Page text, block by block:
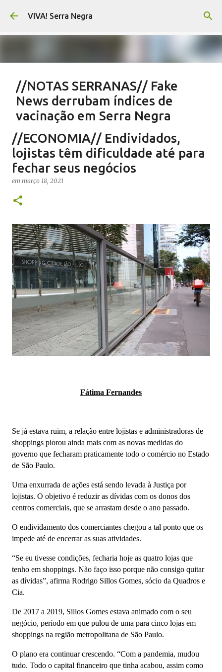
Pular para o conteúdo principal
VIVA! Serra Negra
//NOTAS SERRANAS// Fake
News derrubam índices de
vacinação em Serra Negra
SAÚDE SERRA NEGRA VACINAÇÃO SERRA NEGRA
VIVA! SERRA NEGRA NO AR
0
//ECONOMIA// Endividados,
lojistas têm dificuldade até para
fechar seus negócios
em março 18, 2021
Fátima Fernandes
Se já estava ruim, a relação entre lojistas e administradoras de
shoppings piorou ainda mais com as novas medidas do
governo que fecharam praticamente todo o comércio no Estado
de São Paulo.
Uma enxurrada de ações está sendo levada à Justiça por
lojistas. O objetivo é reduzir as dívidas com os donos dos
centros comerciais, que se arrastam desde o ano passado.
O endividamento dos comerciantes chegou a tal ponto que os
impede até de encerrar as suas atividades.
“Se eu tivesse condições, fecharia hoje as quatro lojas que
tenho em shoppings. Não faço isso porque não consigo quitar
as dívidas”, afirma Rodrigo Sillos Gomes, sócio da Quadros e
Cia.
De 2017 a 2019, Sillos Gomes estava animado com o seu
negócio, período em que pulou de uma para cinco lojas em
shoppings na região metropolitana de São Paulo.
O plano era continuar crescendo. “Com a pandemia, mudou
tudo. Todo o capital financeiro que tinha acabou, assim como